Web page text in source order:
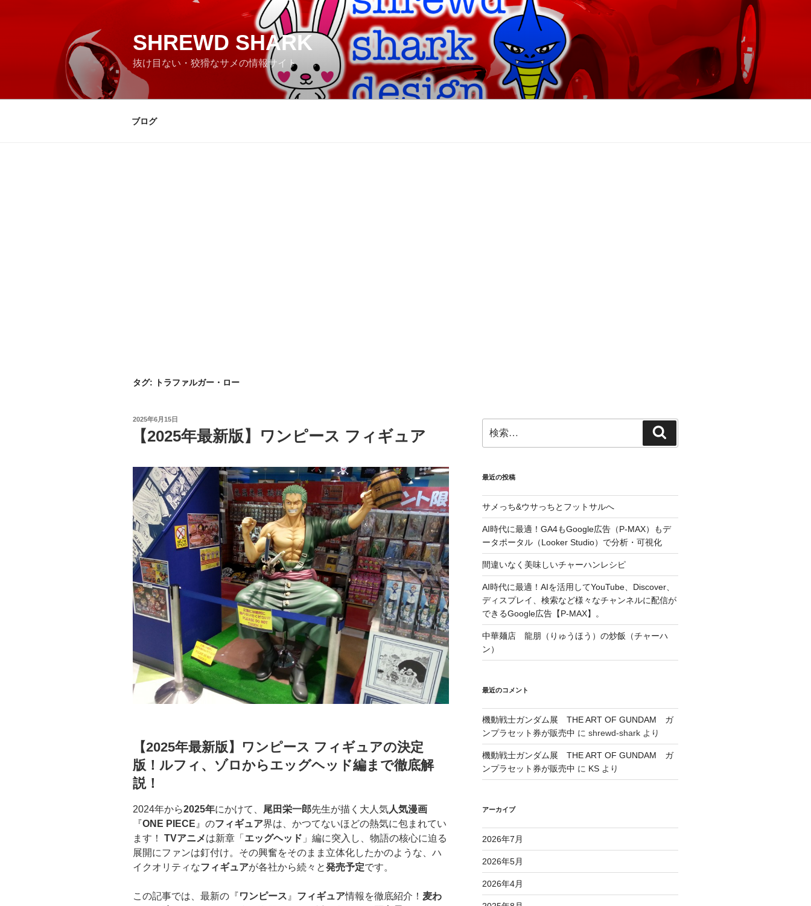
SHREWD SHARK
抜け目ない・狡猾なサメの情報サイト
ブログ
タグ: トラファルガー・ロー
投
2025年6月15日
【2025年最新版】ワンピース フィギュア
【2025年最新版】ワンピース フィギュアの決定
版！ルフィ、ゾロからエッグヘッド編まで徹底解
説！
2024年から2025年にかけて、 尾田栄一郎先生が描く大人気人気漫画
『 ONE PIECE』のフィギュア界は、かつてないほどの熱気に包まれてい
ます！ TVアニメは新章「 エッグヘッド 」編に突入し、物語の核心に迫る
展開にファンは釘付け。その興奮をそのまま立体化したかのような、ハ
イクオリティなフィギュアが各社から続々と発売予定です。
この記事では、最新の『 ワンピース』 フィギュア情報を徹底紹介！ 麦わ
索:
索
最近の投稿
サメっち&ウサっちとフットサルへ
AI時代に最適！GA4もGoogle広告（P-MAX）もデ
ータポータル（Looker Studio）で分析・可視化
間違いなく美味しいチャーハンレシピ
AI時代に最適！AIを活用してYouTube、Discover、
ディスプレイ、検索など様々なチャンネルに配信が
できるGoogle広告【P-MAX】。
中華麺店 龍朋（りゅうほう）の炒飯（チャーハ
ン）
最近のコメント
機動戦士ガンダム展 THE ART OF GUNDAM ガ
ンプラセット券が販売中 に shrewd-sharkより
機動戦士ガンダム展 THE ART OF GUNDAM ガ
ンプラセット券が販売中 に KSより
アーカイブ
2026年7月
2026年5月
2026年4月